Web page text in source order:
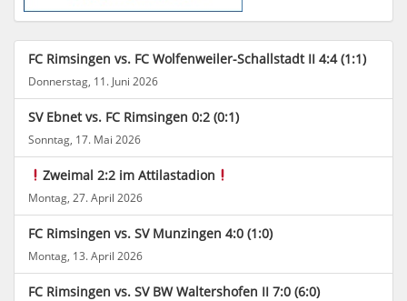
FC Rimsingen vs. FC Wolfenweiler-Schallstadt II 4:4 (1:1)
Donnerstag, 11. Juni 2026
SV Ebnet vs. FC Rimsingen 0:2 (0:1)
Sonntag, 17. Mai 2026
Zweimal 2:2 im Attilastadion
Montag, 27. April 2026
FC Rimsingen vs. SV Munzingen 4:0 (1:0)
Montag, 13. April 2026
FC Rimsingen vs. SV BW Waltershofen II 7:0 (6:0)